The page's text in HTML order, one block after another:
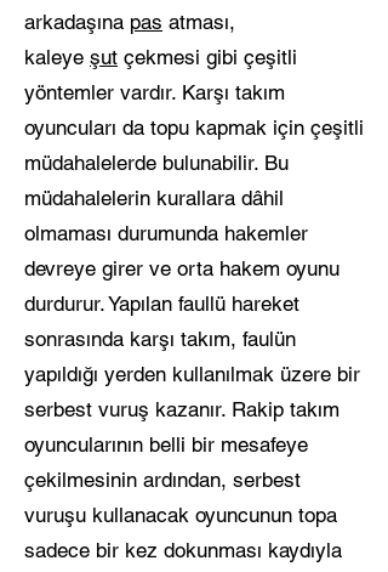
arkadaşına pas atması,
kaleye şut çekmesi gibi çeşitli
yöntemler vardır. Karşı takım
oyuncuları da topu kapmak için çeşitli
müdahalelerde bulunabilir. Bu
müdahalelerin kurallara dâhil
olmaması durumunda hakemler
devreye girer ve orta hakem oyunu
durdurur. Yapılan faullü hareket
sonrasında karşı takım, faulün
yapıldığı yerden kullanılmak üzere bir
serbest vuruş kazanır. Rakip takım
oyuncularının belli bir mesafeye
çekilmesinin ardından, serbest
vuruşu kullanacak oyuncunun topa
sadece bir kez dokunması kaydıyla